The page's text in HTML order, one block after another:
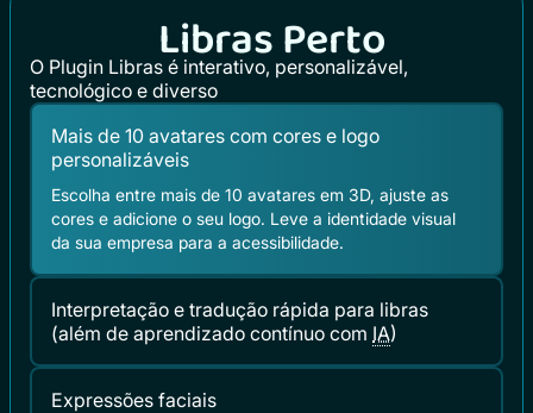
Libras Perto
O Plugin Libras é interativo, personalizável,
tecnológico e diverso
Mais de 10 avatares com cores e logo
personalizáveis
Escolha entre mais de 10 avatares em 3D, ajuste as
cores e adicione o seu logo. Leve a identidade visual
da sua empresa para a acessibilidade.
Interpretação e tradução rápida para libras
(além de aprendizado contínuo com IA)
Expressões faciais